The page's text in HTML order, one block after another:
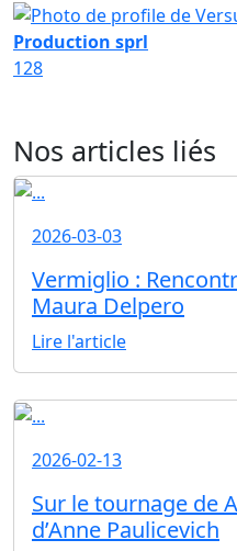
Production sprl
128
Nos articles liés
2026-03-03
Vermiglio :
Maura Delpero
Lire l'article
2026-02-13
Sur le tournage de
d’Anne Paulicevich